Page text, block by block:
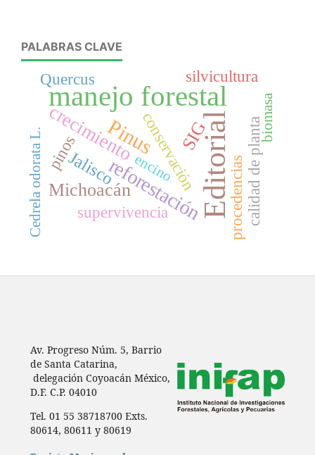
PALABRAS CLAVE
Editorial
manejo forestal
Pinus
reforestación
crecimiento
Michoacán
SIG
Jalisco conservación
procedenciascalidad de planta
silvicultura
supervivencia
pinos
Quercus
biomasa
encino
Cedrela odorata L.
Av. Progreso Núm. 5, Barrio
de Santa Catarina,
delegación Coyoacán México,
D.F. C.P. 04010
Tel. 01 55 38718700 Exts.
80614, 80611 y 80619